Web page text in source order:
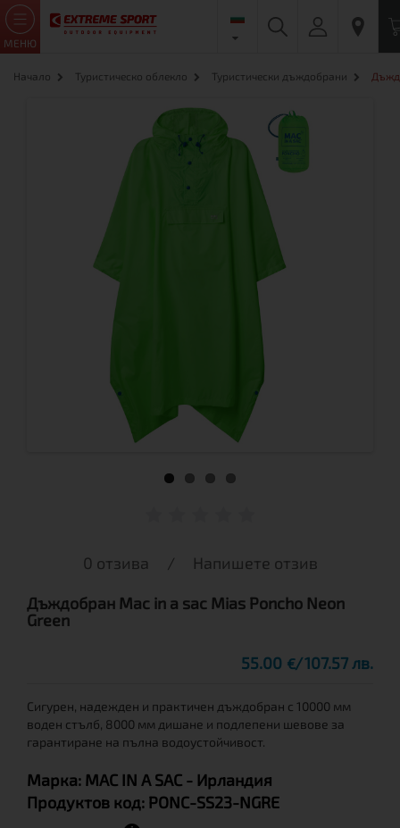
МЕНЮ
Начало Туристическо облекло Туристически дъждобрани
0 отзива / Напишете отзив
Дъждобран Mac in a sac Mias Poncho Neon
Green
55.00 € 107.57 лв.
Сигурен, надежден и практичен дъждобран с 10000 мм
воден стълб, 8000 мм дишане и подлепени шевове за
гарантиране на пълна водоустойчивост.
Марка: MAC IN A SAC - Ирландия
Продуктов код: PONC-SS23-NGRE